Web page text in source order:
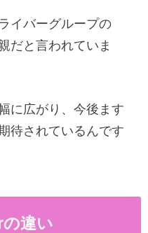
イバーグループの
だと言われていま
に広がり、今後ます
待されているんです
違い